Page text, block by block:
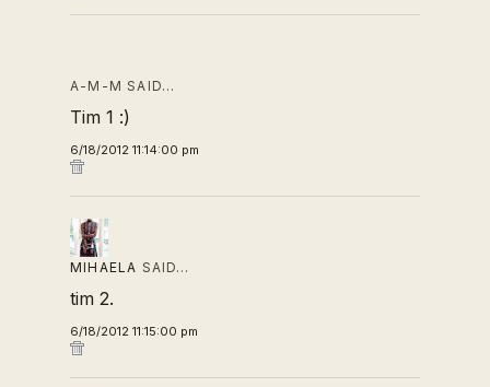
A-M-M SAID…
Tim 1 :)
6/18/2012 11:14:00 pm
MIHAELA SAID…
tim 2.
6/18/2012 11:15:00 pm